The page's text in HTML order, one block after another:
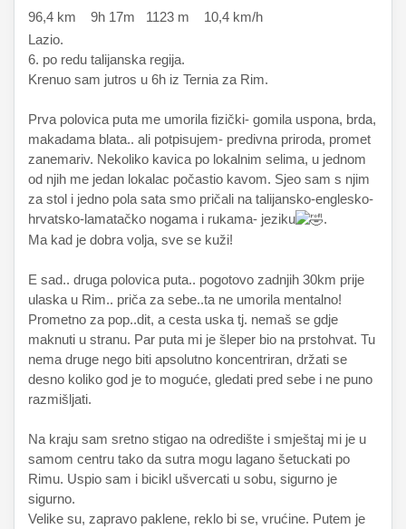
96,4 km 9h 17m 1123 m 10,4 km/h
Lazio.
6. po redu talijanska regija.
Krenuo sam jutros u 6h iz Ternia za Rim.
Prva polovica puta me umorila fizički- gomila uspona, brda,
makadama blata.. ali potpisujem- predivna priroda, promet
zanemariv. Nekoliko kavica po lokalnim selima, u jednom
od njih me jedan lokalac počastio kavom. Sjeo sam s njim
za stol i jedno pola sata smo pričali na talijansko-englesko-
hrvatsko-lamatačko nogama i rukama- jeziku
.
Ma kad je dobra volja, sve se kuži!
E sad.. druga polovica puta.. pogotovo zadnjih 30km prije
ulaska u Rim.. priča za sebe..ta ne umorila mentalno!
Prometno za pop..dit, a cesta uska tj. nemaš se gdje
maknuti u stranu. Par puta mi je šleper bio na prstohvat. Tu
nema druge nego biti apsolutno koncentriran, držati se
desno koliko god je to moguće, gledati pred sebe i ne puno
razmišljati.
Na kraju sam sretno stigao na odredište i smještaj mi je u
samom centru tako da sutra mogu lagano šetuckati po
Rimu. Uspio sam i bicikl ušvercati u sobu, sigurno je
sigurno.
Velike su, zapravo paklene, reklo bi se, vrućine. Putem je